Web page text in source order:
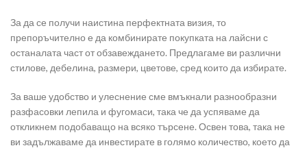
За да се получи наистина перфектната визия, то
препоръчително е да комбинирате покупката на лайсни с
останалата част от обзавеждането. Предлагаме ви различни
стилове, дебелина, размери, цветове, сред които да избирате.
За ваше удобство и улеснение сме вмъкнали разнообразни
разфасовки лепила и фугомаси, така че да успяваме да
откликнем подобаващо на всяко търсене. Освен това, така не
ви задължаваме да инвестирате в голямо количество, което да